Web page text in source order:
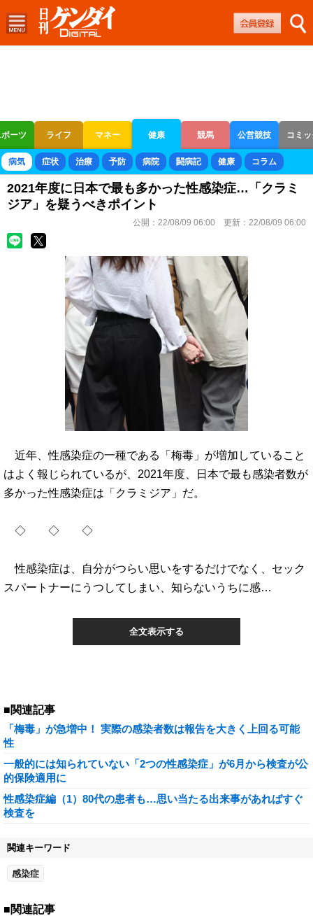
ーツ ライフ マネー 健康 競馬 公営競技 コミ
ボートレース 競輪 オートレース
病気 症状 治療 予防 病院 闘病記 健康 コラム
2021年度に日本で最も多かった性感染症…「クラミ
ジア」を疑うべきポイント
公開： 22/08/09 06:00 更新： 22/08/09 06:00
近年、性感染症の一種である「梅毒」が増加していること
はよく報じられているが、2021年度、日本で最も感染者数が
多かった性感染症は「クラミジア」だ。
◇ ◇ ◇
性感染症は、自分がつらい思いをするだけでなく、セック
スパートナーにうつしてしまい、知らないうちに感…
全文表示する
■関連記事
「梅毒」が急増中！ 実際の感染者数は報告を大きく上回る可能
性
一般的には知られていない「2つの性感染症」が6月から検査が公
的保険適用に
性感染症編（1）80代の患者も…思い当たる出来事があればすぐ
検査を
関連キーワード
感染症
■関連記事